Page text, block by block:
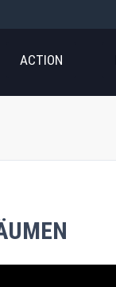
ACTION